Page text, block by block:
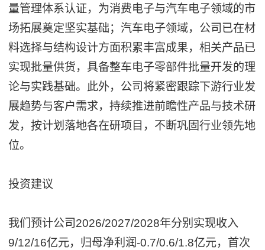
量管理体系认证，为消费电子与汽车电子领域的市
场拓展奠定坚实基础；汽车电子领域，公司已在材
料选择与结构设计方面积累丰富成果，相关产品已
实现批量供货，具备整车电子零部件批量开发的理
论与实践基础。此外，公司将紧密跟踪下游行业发
展趋势与客户需求，持续推进前瞻性产品与技术研
发，按计划落地各在研项目，不断巩固行业领先地
位。
投资建议
我们预计公司2026/2027/2028年分别实现收入
9/12/16亿元，归母净利润-0.7/0.6/1.8亿元，首次